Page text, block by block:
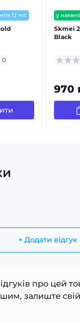
12 міс
0
у
Skmei
Black
970
+ Додати відгук
про цей
залиште свій